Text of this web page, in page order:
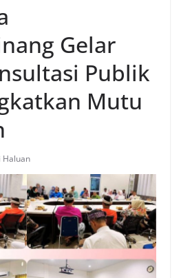
Gelar
Publik
Mutu
Haluan